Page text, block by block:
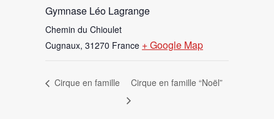
Gymnase Léo Lagrange
Chemin du Chioulet
Cugnaux, 31270 France + Google Map
Cirque en famille Cirque en famille “Noël”